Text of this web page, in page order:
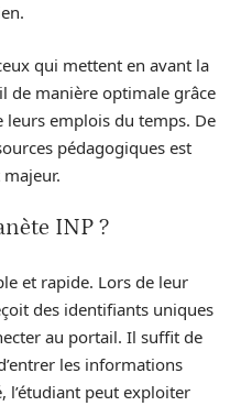
qui mettent en avant la
de manière optimale grâce
emplois du temps. De
pédagogiques est
INP ?
et rapide. Lors de leur
des identifiants uniques
au portail. Il suffit de
les informations
l’étudiant peut exploiter